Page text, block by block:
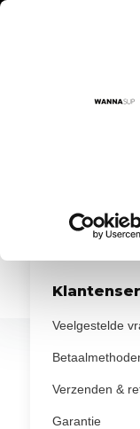
Voor 17:00
Sup
Veelgestelde
Verzenden &
Garantie